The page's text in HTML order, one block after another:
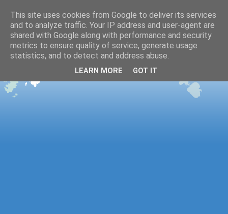
This site uses cookies from Google to deliver its services
and to analyze traffic. Your IP address and user-agent are
shared with Google along with performance and security
metrics to ensure quality of service, generate usage
statistics, and to detect and address abuse.
LEARN MORE GOT IT